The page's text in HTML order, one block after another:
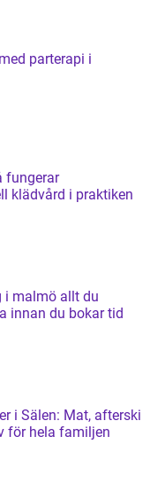
parterapi i
klädvård i praktiken
allt du
innan du bokar tid
i Sälen: Mat, afterski
för hela familjen